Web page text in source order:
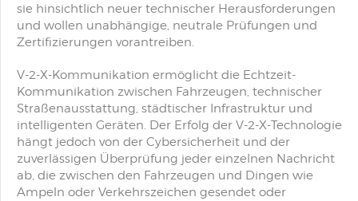
sie hinsichtlich neuer technischer Herausforderungen
und wollen unabhängige, neutrale Prüfungen und
Zertifizierungen vorantreiben.
V-2-X-Kommunikation ermöglicht die Echtzeit-
Kommunikation zwischen Fahrzeugen, technischer
Straßenausstattung, städtischer Infrastruktur und
intelligenten Geräten. Der Erfolg der V-2-X-Technologie
hängt jedoch von der Cybersicherheit und der
zuverlässigen Überprüfung jeder einzelnen Nachricht
ab, die zwischen den Fahrzeugen und Dingen wie
Ampeln oder Verkehrszeichen gesendet oder